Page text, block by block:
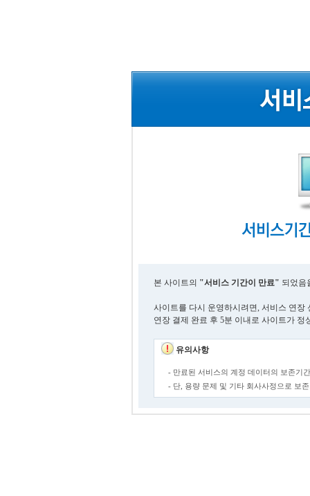
본 사이트의 "서비스 기간이 만료" 되었음
사이트를 다시 운영하시려면, 서비스 연장
연장 결제 완료 후 5분 이내로 사이트가 정
유의사항
- 만료된 서비스의 계정 데이터의 보존기
- 단, 용량 문제 및 기타 회사사정으로 보